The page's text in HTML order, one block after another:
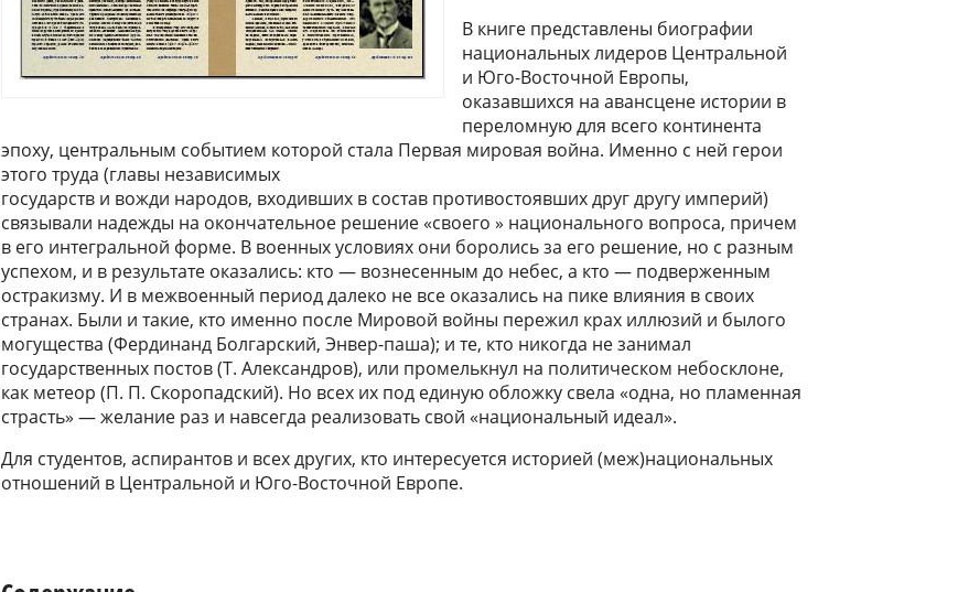
В книге представлены биографии
национальных лидеров Центральной
и Юго-Восточной Европы,
оказавшихся на авансцене истории в
переломную для всего континента
эпоху, центральным событием которой стала Первая мировая война. Именно с ней герои
этого труда (главы независимых
государств и вожди народов, входивших в состав противостоявших друг другу империй)
связывали надежды на окончательное решение «своего » национального вопроса, причем
в его интегральной форме. В военных условиях они боролись за его решение, но с разным
успехом, и в результате оказались: кто — вознесенным до небес, а кто — подверженным
остракизму. И в межвоенный период далеко не все оказались на пике влияния в своих
странах. Были и такие, кто именно после Мировой войны пережил крах иллюзий и былого
могущества (Фердинанд Болгарский, Энвер-паша); и те, кто никогда не занимал
государственных постов (Т. Александров), или промелькнул на политическом небосклоне,
как метеор (П. П. Скоропадский). Но всех их под единую обложку свела «одна, но пламенная
страсть» — желание раз и навсегда реализовать свой «национальный идеал».
Для студентов, аспирантов и всех других, кто интересуется историей (меж)национальных
отношений в Центральной и Юго-Восточной Европе.